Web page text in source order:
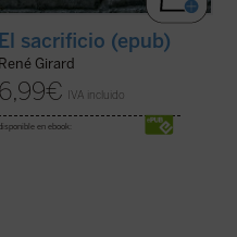
El sacrificio (epub)
René Girard
6,99€ IVA incluido
en ebook: